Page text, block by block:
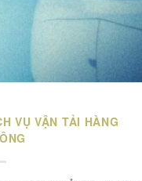
VỤ VẬN TẢI HÀNG